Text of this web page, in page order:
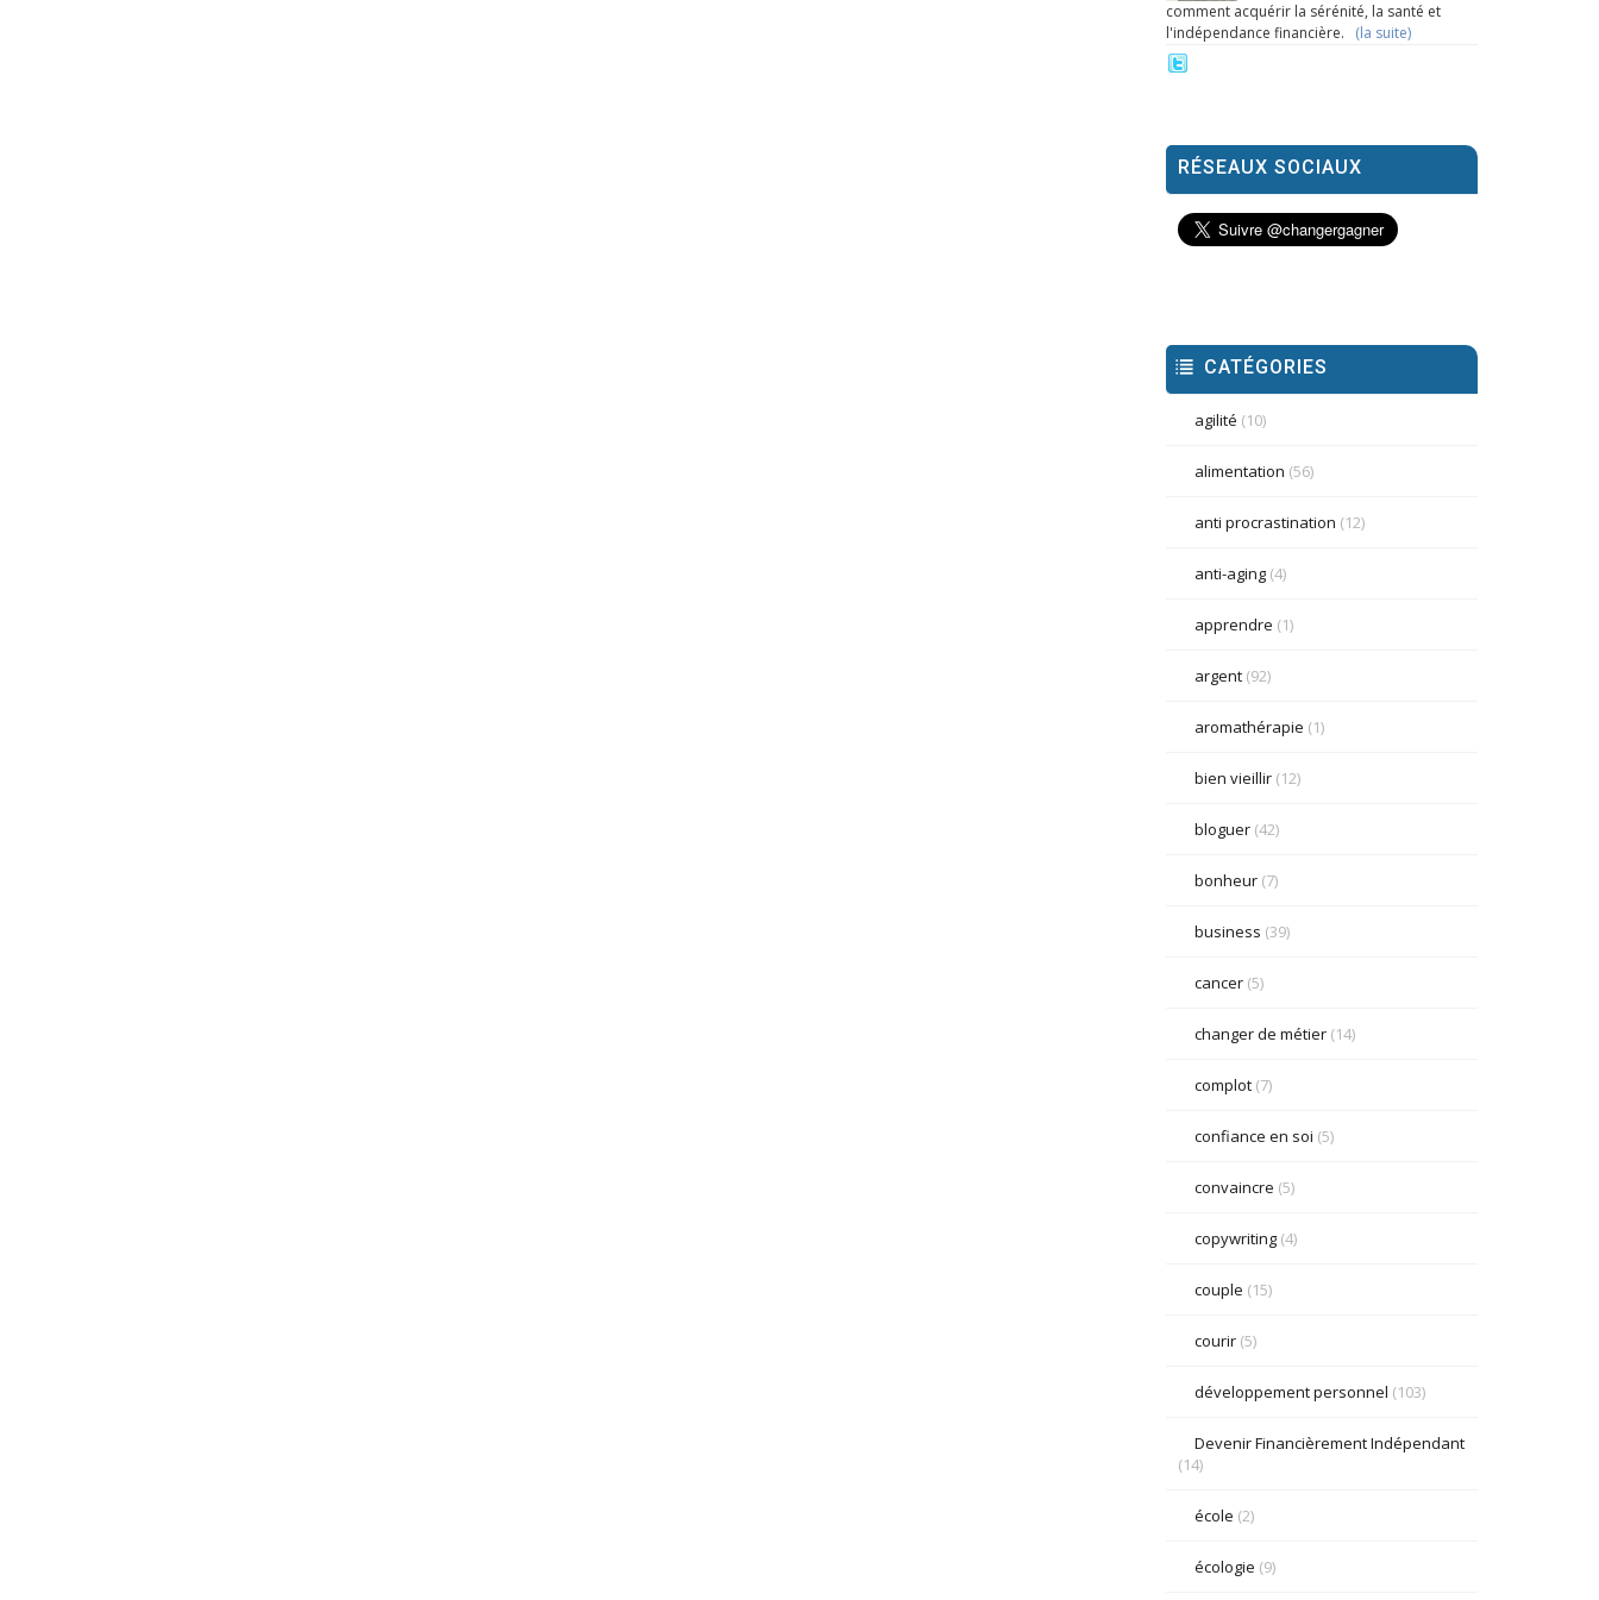
comment acquérir la sérénité, la santé et
l'indépendance financière. (la suite)
RÉSEAUX SOCIAUX
CATÉGORIES
agilité (10)
alimentation (56)
anti procrastination (12)
anti-aging(4)
apprendre (1)
argent(92)
aromathérapie (1)
bien vieillir(12)
bloguer(42)
bonheur(7)
business (39)
cancer(5)
changer de métier(14)
complot(7)
confiance en soi (5)
convaincre (5)
copywriting(4)
couple (15)
courir(5)
développement personnel (103)
Devenir Financièrement Indépendant
(14)
école (2)
écologie (9)